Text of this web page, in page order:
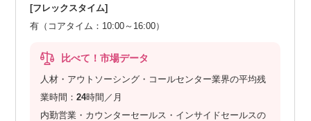
[フレックスタイム]
有（コアタイム：10:00～16:00）
比べて！市場データ
人材・アウトソーシング・コールセンター業界の平均残
業時間：24時間／月
内勤営業・カウンターセールス・インサイドセールスの